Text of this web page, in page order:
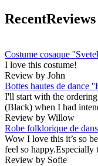
RecentReviews
Costume cosaque
I love this costume!
Review by John
Bottes hautes de dance
I'll start with the
(Black) when I had
Review by Willow
Robe folklorique de
Wow I love this it’s so
feel so happy.Especially
Review by Sofie